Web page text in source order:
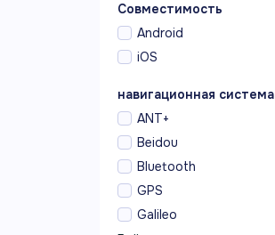
Совместимость
Android
iOS
навигационная система
ANT+
Beidou
Bluetooth
GPS
Galileo